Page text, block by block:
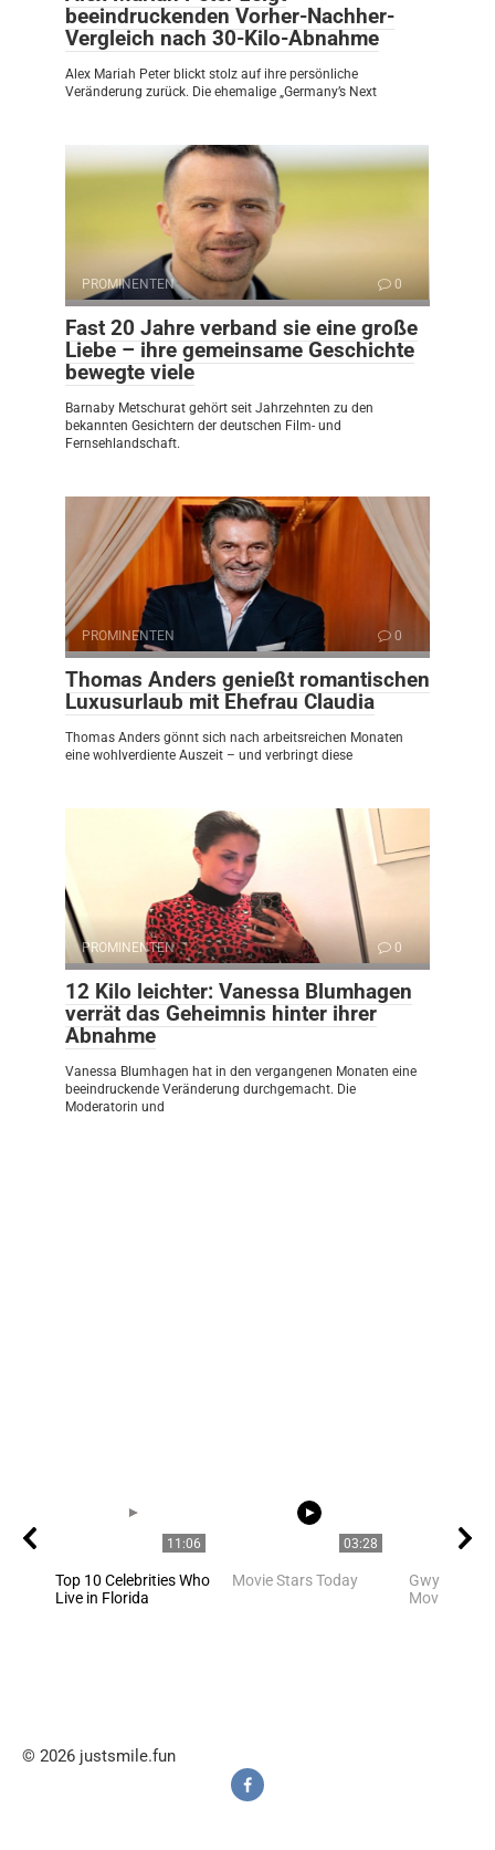
beeindruckenden Vorher-Nachher-
Vergleich nach 30-Kilo-Abnahme
Alex Mariah Peter blickt stolz auf ihre persönliche
Veränderung zurück. Die ehemalige „Germany’s Next
PROMINENTEN 0
Fast 20 Jahre verband sie eine große
Liebe – ihre gemeinsame Geschichte
bewegte viele
Barnaby Metschurat gehört seit Jahrzehnten zu den
bekannten Gesichtern der deutschen Film- und
Fernsehlandschaft.
PROMINENTEN 0
Thomas Anders genießt romantischen
Luxusurlaub mit Ehefrau Claudia
Thomas Anders gönnt sich nach arbeitsreichen Monaten
eine wohlverdiente Auszeit – und verbringt diese
PROMINENTEN 0
12 Kilo leichter: Vanessa Blumhagen
verrät das Geheimnis hinter ihrer
Abnahme
Vanessa Blumhagen hat in den vergangenen Monaten eine
beeindruckende Veränderung durchgemacht. Die
Moderatorin und
11:06
Top 10 Celebrities Who
Live in Florida
03:28
Movie Stars Today
Gwyneth
Movie
© 2026 justsmile.fun